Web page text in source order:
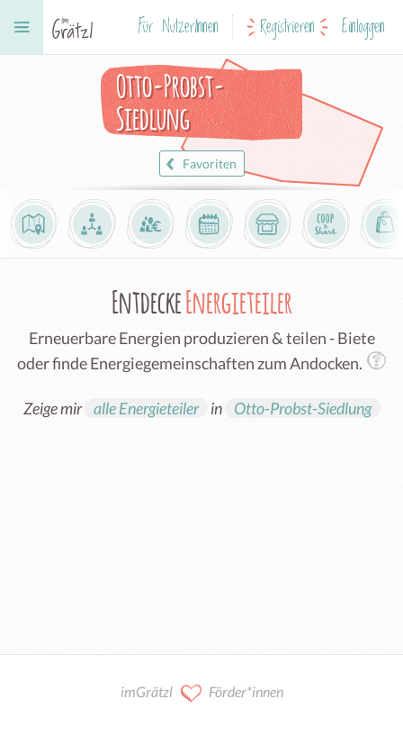
Für NutzerInnen Registrieren Einloggen
Otto-Probst-
Siedlung
Favoriten
EntdeckeEnergieteiler
Erneuerbare Energien produzieren & teilen - Biete
oder finde Energiegemeinschaften zum Andocken.
Zeige mir alle Energieteiler in Otto-Probst-Siedlung
imGrätzl Förder*innen